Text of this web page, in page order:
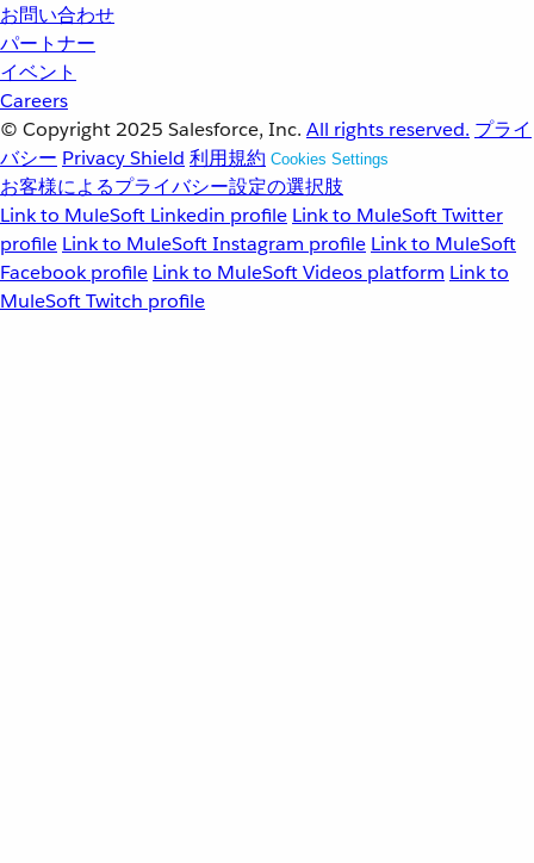
お問い合わせ
パートナー
イベント
Careers
© Copyright 2025 Salesforce, Inc. All rights reserved. プライ
バシー Privacy Shield 利用規約 Cookies Settings
お客様によるプライバシー設定の選択肢
Link to MuleSoft Linkedin profile Link to MuleSoft Twitter
profile Link to MuleSoft Instagram profile Link to MuleSoft
Facebook profile Link to MuleSoft Videos platform Link to
MuleSoft Twitch profile